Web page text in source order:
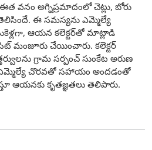
వనం అగ్నిప్రమాదంలో చెట్లు, బోరు
ఈ సమస్యను ఎమ్మెల్యే
ఆయన కలెక్టర్‌తో మాట్లాడి
మంజూరు చేయించారు. కలెక్టర్
గ్రామ సర్పంచ్ సుంకేట అరుణ
ఎమ్మెల్యే చొరవతో సహాయం అందడంతో
ఆయనకు కృతజ్ఞతలు తెలిపారు.